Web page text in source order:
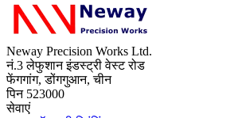
Neway Precision Works Ltd.
नं.3 लेफुशान इंडस्ट्री वेस्ट रोड
फेंगगांग, डोंगगुआन, चीन
पिन 523000
सेवाएं